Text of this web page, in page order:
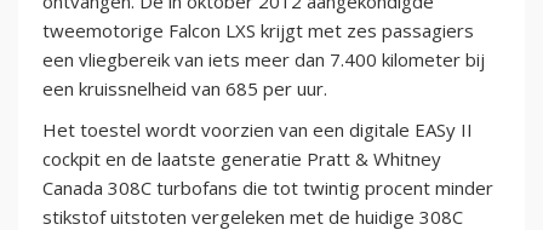
tweemotorige Falcon LXS krijgt met zes passagiers
een vliegbereik van iets meer dan 7.400 kilometer bij
een kruissnelheid van 685 per uur.
Het toestel wordt voorzien van een digitale EASy II
cockpit en de laatste generatie Pratt & Whitney
Canada 308C turbofans die tot twintig procent minder
stikstof uitstoten vergeleken met de huidige 308C